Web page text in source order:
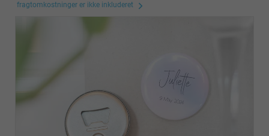
fragtomkostninger er ikke inkluderet